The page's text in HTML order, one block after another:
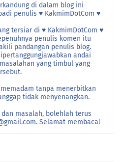
di dalam blog ini
penulis ♥ KakmimDotCom ♥
tersiar di ♥ KakmimDotCom ♥
penulis komen itu
pandangan penulis blog.
andai
yang timbul yang
tanpa menerbitkan
tidak menyenangkan.
masalah, bolehlah terus
Selamat membaca!